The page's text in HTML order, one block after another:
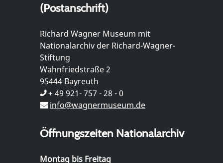
(Postanschrift)
Richard Wagner Museum mit
Nationalarchiv der Richard-Wagner-
Stiftung
Wahnfriedstraße 2
95444 Bayreuth
+ 49 921- 757 - 28 - 0
info@wagnermuseum.de
Öffnungszeiten Nationalarchiv
Montag bis Freitag